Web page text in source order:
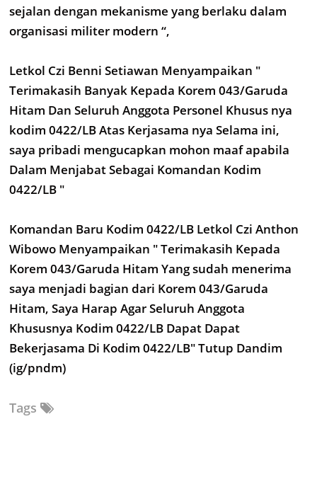
sejalan dengan mekanisme yang berlaku dalam
organisasi militer modern “,
Letkol Czi Benni Setiawan Menyampaikan "
Terimakasih Banyak Kepada Korem 043/Garuda
Hitam Dan Seluruh Anggota Personel Khusus nya
kodim 0422/LB Atas Kerjasama nya Selama ini,
saya pribadi mengucapkan mohon maaf apabila
Dalam Menjabat Sebagai Komandan Kodim
0422/LB "
Komandan Baru Kodim 0422/LB Letkol Czi Anthon
Wibowo Menyampaikan " Terimakasih Kepada
Korem 043/Garuda Hitam Yang sudah menerima
saya menjadi bagian dari Korem 043/Garuda
Hitam, Saya Harap Agar Seluruh Anggota
Khususnya Kodim 0422/LB Dapat Dapat
Bekerjasama Di Kodim 0422/LB" Tutup Dandim
(ig/pndm)
Tags